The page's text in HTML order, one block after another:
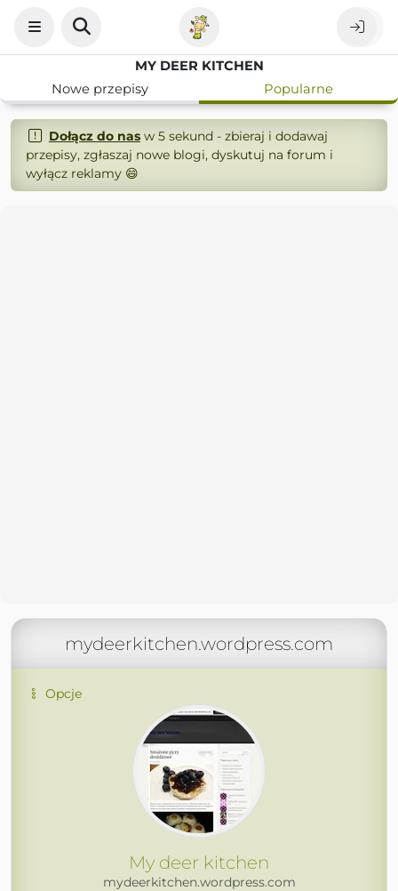
MY DEER KITCHEN
Nowe przepisy
Popularne
Dołącz do nasw 5 sekund - zbieraj i dodawaj
przepisy, zgłaszaj nowe blogi, dyskutuj na forum i
wyłącz reklamy 😄
mydeerkitchen.wordpress.com
Opcje
My deer kitchen
mydeerkitchen.wordpress.com